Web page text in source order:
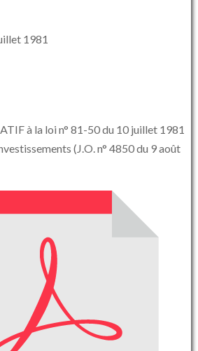
1981
à la loi n° 81-50 du 10 juillet 1981
(J.O. n° 4850 du 9 août